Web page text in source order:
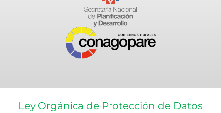
Ley Orgánica de Protección de Datos